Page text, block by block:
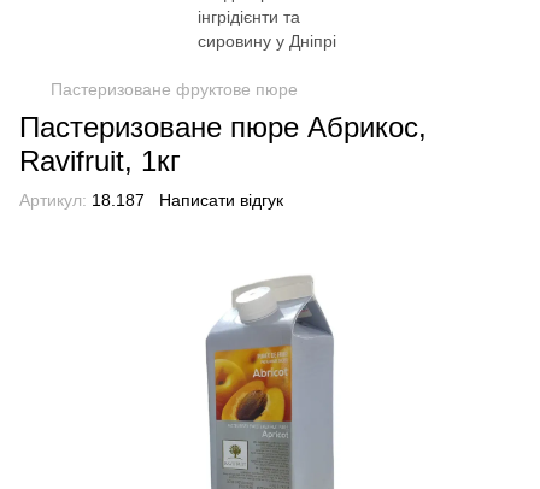
Пастеризоване фруктове пюре
Пастеризоване пюре Абрикос,
Ravifruit, 1кг
Артикул: 18.187 Написати відгук